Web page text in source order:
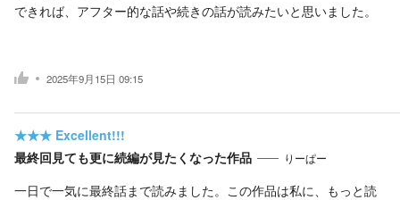
できれば、アフター的な話や続きの話が読みたいと思いました。
2025年9月15日 09:15
★★★ Excellent!!!
最終回見ても更に続編が見たくなった作品
りーぱー
一日で一気に最終話まで読みました。この作品は私に、もっと読